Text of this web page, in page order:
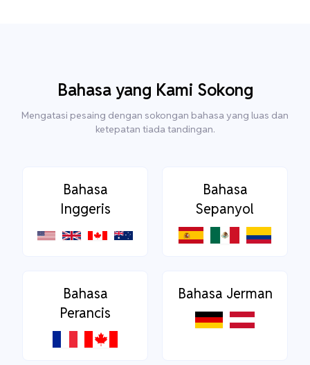
Bahasa yang Kami Sokong
Mengatasi pesaing dengan sokongan bahasa yang luas dan
ketepatan tiada tandingan.
Bahasa
Inggeris
Bahasa
Sepanyol
Bahasa
Perancis
Bahasa Jerman